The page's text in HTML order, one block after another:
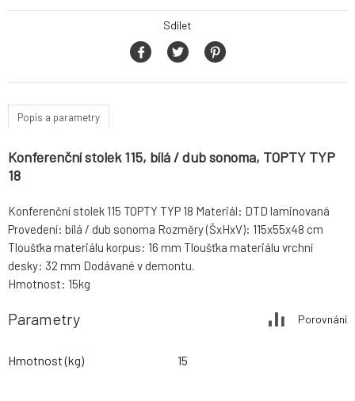
Sdílet
Popis a parametry
Konferenční stolek 115, bílá / dub sonoma, TOPTY TYP
18
Konferenční stolek 115 TOPTY TYP 18 Materiál: DTD laminovaná
Provedení: bílá / dub sonoma Rozměry (ŠxHxV): 115x55x48 cm
Tloušťka materiálu korpus: 16 mm Tloušťka materiálu vrchní
desky: 32 mm Dodávané v demontu.
Hmotnost: 15kg
Parametry Porovnání
Hmotnost (kg) 15